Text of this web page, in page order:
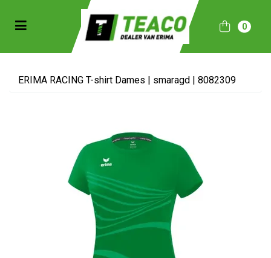
(Sportkleding)
(Collecties)
Toggle navigation 0
ERIMA RACING T-shirt Dames | smaragd | 8082309